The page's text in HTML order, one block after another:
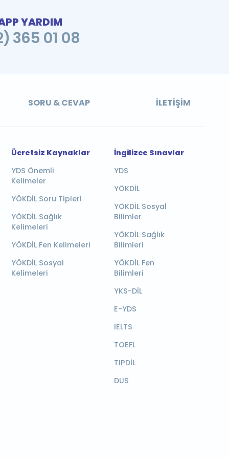
YARDIM
365 01 08
SORU & CEVAP İLETIŞIM
Ücretsiz Kaynaklar
YDS Önemli
Kelimeler
YÖKDİL Soru Tipleri
YÖKDİL Sağlık
Kelimeleri
YÖKDİL Fen Kelimeleri
YÖKDİL Sosyal
Kelimeleri
İngilizce Sınavlar
YDS
YÖKDİL
YÖKDİL Sosyal
Bilimler
YÖKDİL Sağlık
Bilimleri
YÖKDİL Fen
Bilimleri
YKS-DİL
E-YDS
IELTS
TOEFL
TIPDİL
DUS